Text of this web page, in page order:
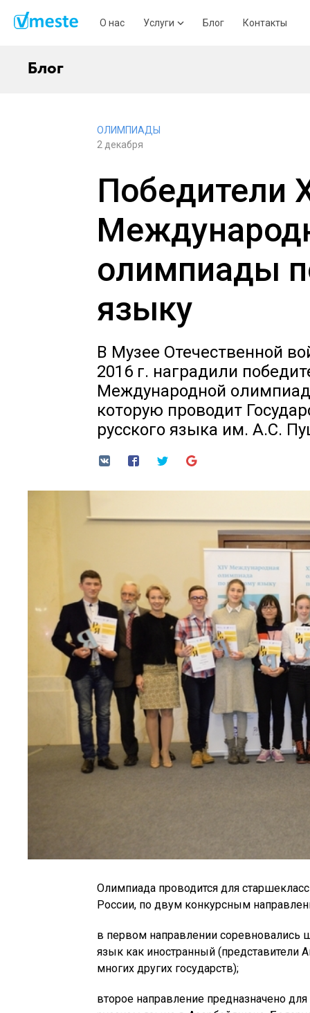
О нас Услуги Блог Контакты
Блог
ОЛИМПИАДЫ
2 декабря
Победители
олимпиады
языку
В Музее Отечественной
2016 г. наградили
Международной
которую проводит
русского языка им. А.С.
Олимпиада проводится для
России, по двум конкурсным
в первом направлении соревновались
язык как иностранный (представители
многих других государств);
второе направление предназначено